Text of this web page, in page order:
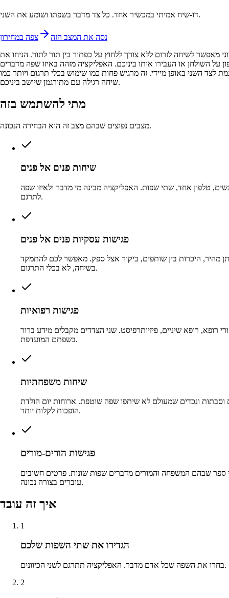
דו-שיח אמיתי במכשיר אחד. כל צד מדבר בשפתו ושומע את השני.
נסה את המצב הזה
צפה במחירון
מאפשר לשיחה לזרום ללא צורך ללחוץ על כפתור בין תור לתור. הניחו את
על השולחן או העבירו אותו ביניכם. האפליקציה מזהה באיזו שפה מדברים
לצד השני באופן מיידי. זה מרגיש פחות כמו שימוש בכלי תרגום ויותר כמו
שיחה רגילה עם מתורגמן שיושב ביניכם.
מתי להשתמש בזה
מצבים נפוצים שבהם מצב זה הוא הבחירה הנכונה.
שיחות פנים אל פנים
טלפון אחד, שתי שפות. האפליקציה מבינה מי מדבר ולאיזו שפה
לתרגם.
פגישות עסקיות פנים אל פנים
מהיר, היכרות בין שותפים, ביקור אצל ספק. מאפשר לכם להתמקד
בשיחה, לא בכלי התרגום.
פגישות רפואיות
רופא, רופא שיניים, פיזיותרפיסט. שני הצדדים מקבלים מידע ברור
בשפתם המועדפת.
שיחות משפחתיות
וסבתות ונכדים שמעולם לא שיתפו שפה שוטפת. ארוחות יום הולדת
הופכות לקלות יותר.
פגישות הורים-מורים
ספר שבהם המשפחה והמורים מדברים שפות שונות. פרטים חשובים
עוברים בצורה נכונה.
איך זה עובד
1
הגדירו את שתי השפות שלכם
בחרו את השפה שכל אדם מדבר. האפליקציה תתרגם לשני הכיוונים.
2